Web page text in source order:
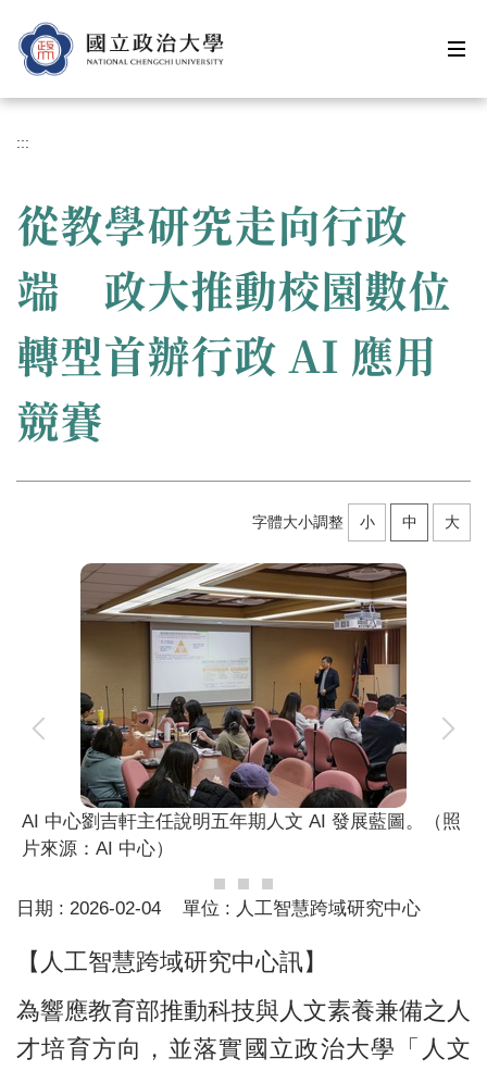
到
主
內
區
:::
從教學研究走向行政
端 政大推動校園數位
轉型首辦行政 AI 應用
競賽
字體大小調整 小 中 大
AI 中心劉吉軒主任說明五年期人文 AI 發展藍圖。（照
片來源：AI 中心）
日期 : 2026-02-04 單位 : 人工智慧跨域研究中心
【人工智慧跨域研究中心訊】
為響應教育部推動科技與人文素養兼備之人
才培育方向，並落實國立政治大學「人文